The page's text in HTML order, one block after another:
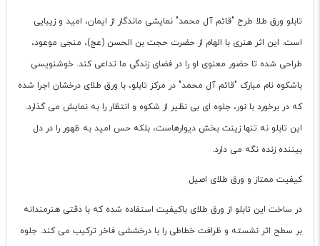
تابلو ورق طلا طرح "قائم آل محمد" نمایشی ماندگار از ایمان، امید و زیبایی
است. این اثر هنری با الهام از حضرت حجت بن الحسن (عج)، منجی موعود،
طراحی شده تا حضور معنوی او را در فضای زندگی ما تداعی کند. خوشنویسی
باشکوه نام مبارک "قائم آل محمد" در مرکز تابلو، با ورق طلای درخشان اجرا شده
که در برخورد با نور، جلوه ای بی نظیر از شکوه و انتظار را به نمایش می گذارد.
این تابلو نه تنها زینت بخش دیوارهاست، بلکه حس امید به ظهور را در دل
بیننده زنده نگه می دارد.
کیفیت ممتاز و ورق طلای اصیل
در ساخت این تابلو از ورق طلای باکیفیت استفاده شده که با دقتی هنرمندانه
بر سطح اثر نشسته و ظرافت خطاطی را با درخششی فاخر ترکیب می کند. جلوه